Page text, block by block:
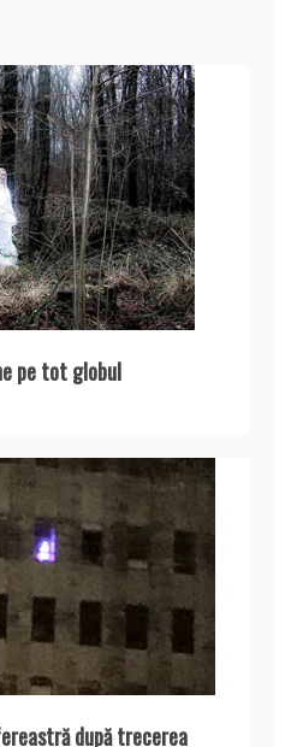
pe tot globul
după trecerea